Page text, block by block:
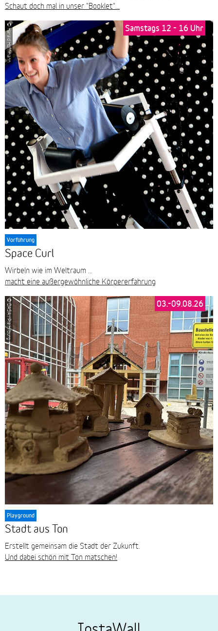
Schaut doch mal in unser "Booklet"...
© Harald Hoffmann Samstags 12 - 16 Uhr
Vorführung
Space Curl
Wirbeln wie im Weltraum ...
macht eine außergewöhnliche Körpererfahrung
© DASA / Pia Hilburg 03.-09.08.26
Playground
Stadt aus Ton
Erstellt gemeinsam die Stadt der Zukunft.
Und dabei schön mit Ton matschen!